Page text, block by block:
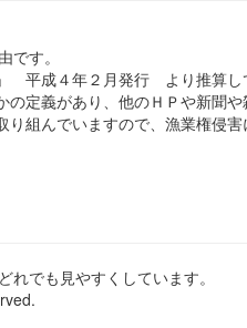
す。
成４年２月発行 より推算して
定義があり、他のＨＰや新聞や
組んでいますので、漁業権侵
でも見やすくしています。